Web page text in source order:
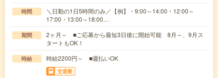
時間
＼日勤の1日5時間のみ／【例】・9:00～14:00・12:00～
17:00・13:00～18:00…
期間
2ヶ月～ ■ご応募から最短3日後に開始可能 8月～、9月ス
タートもOK！
時給 時給2200円～ ■週払いOK
交通費